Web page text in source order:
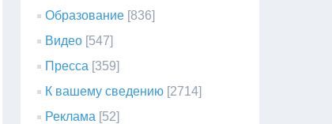
Образование [836]
Видео [547]
Пресса [359]
К вашему сведению [2714]
Реклама [52]